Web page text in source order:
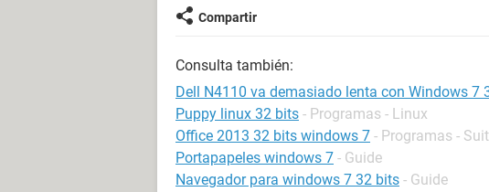
Gracias
Compartir
Consulta también:
Dell N4110 va demasiado lenta con Windows 7
Puppy linux 32 bits - Programas - Linux
Office 2013 32 bits windows 7 - Programas -
Portapapeles windows 7 - Guide
Navegador para windows 7 32 bits - Guide